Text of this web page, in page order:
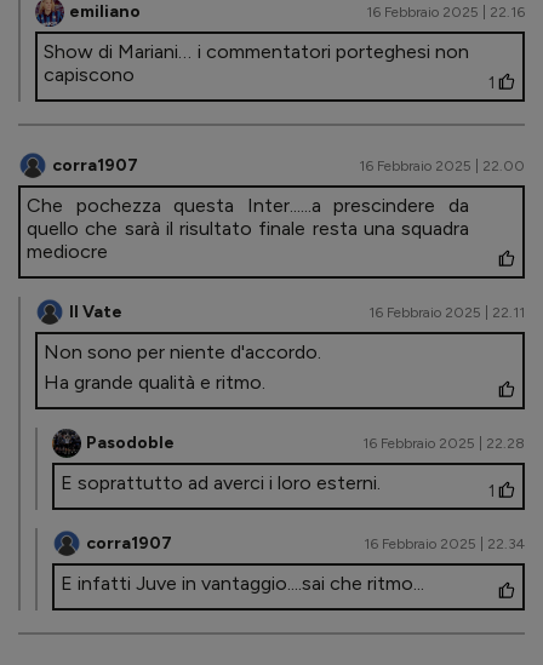
emiliano 16 Febbraio 2025 | 22.16
Show di Mariani… i commentatori porteghesi non
capiscono
1
corra1907 16 Febbraio 2025 | 22.00
Che pochezza questa Inter......a prescindere da
quello che sarà il risultato finale resta una squadra
mediocre
Il Vate 16 Febbraio 2025 | 22.11
Non sono per niente d'accordo.
Ha grande qualità e ritmo.
Pasodoble 16 Febbraio 2025 | 22.28
E soprattutto ad averci i loro esterni. 1
corra1907 16 Febbraio 2025 | 22.34
E infatti Juve in vantaggio....sai che ritmo...